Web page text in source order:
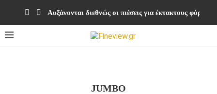
Αυξάνονται διεθνώς οι πιέσεις για έκτακτους
JUMBO